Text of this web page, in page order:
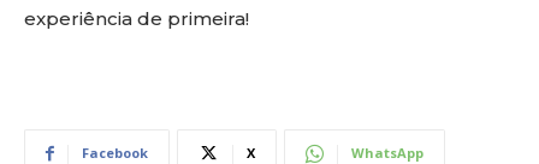
experiência de primeira!
Facebook X WhatsApp